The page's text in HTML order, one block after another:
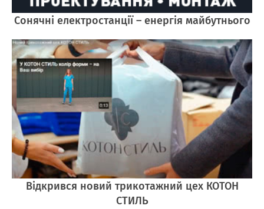
Cонячні електростанції – енергія майбутнього
Відкрився новий трикотажний цех КОТОН
СТИЛЬ